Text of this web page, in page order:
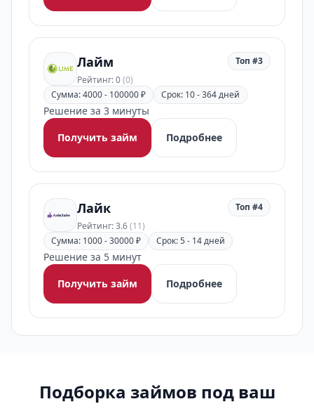
Лайм
Рейтинг: 0(0)
Топ #3
Сумма: 4000 - 100000 ₽ Срок: 10 - 364 дней
Решение за 3 минуты
Получить займ
Подробнее
Лайк
Рейтинг: 3.6(11)
Топ #4
Сумма: 1000 - 30000 ₽ Срок: 5 - 14 дней
Решение за 5 минут
Получить займ
Подробнее
Подборка займов под ваш